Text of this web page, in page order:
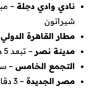
نادي وادي دجلة
شيراتون
مطار القاهرة الدولي
مدينة نصر – تبعد 5 دقائق من المشروع
التجمع الخامس –
مصر الجديدة – 3 دقائق لمشروع Sky Ridge mall